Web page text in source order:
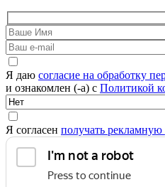
Я даю согласие на обработку
и ознакомлен (-а) с Политикой
Я согласен получать рекламную